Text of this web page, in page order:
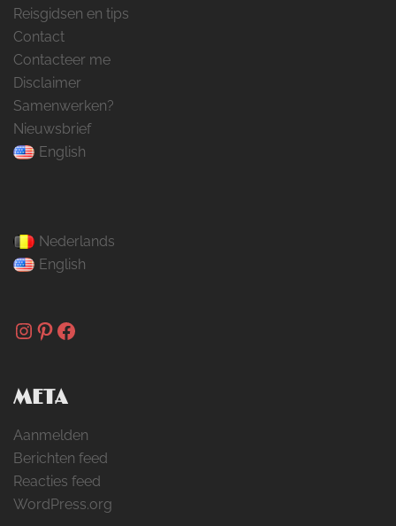
Reisgidsen en tips
Contact
Contacteer me
Disclaimer
Samenwerken?
Nieuwsbrief
English
Nederlands
English
Instagram
Pinterest
Facebook
META
Aanmelden
Berichten feed
Reacties feed
WordPress.org